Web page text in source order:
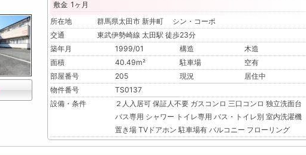
敷金 1ヶ月
所在地
群馬県太田市 新井町 シン・コーポ
交通
東武伊勢崎線 太田駅 徒歩23分
築年月
1999/01 構造
木造
面積
40.49m² 駐車場
空有
部屋番号
205 現況
居住中
物件番号
TS0137
設備・条件
２人入居可 保証人不要 ガスコンロ 三口コンロ 独立洗面台
バス専用 シャワー トイレ専用 バス・トイレ別 室内洗濯機
置き場 TVドアホン 駐車場有 バルコニー フローリング